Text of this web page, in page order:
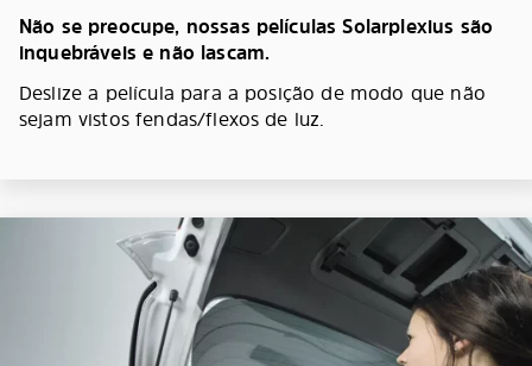
Não se preocupe, nossas películas Solarplexius são
inquebráveis e não lascam.
Deslize a película para a posição de modo que não
sejam vistos fendas/flexos de luz.